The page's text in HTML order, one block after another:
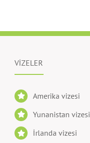
VİZELER
Amerika vizesi
Yunanistan vizesi
İrlanda vizesi